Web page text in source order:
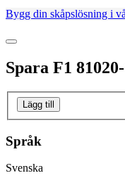
Bygg din skåpslösning i
Spara F1
Lägg till
Språk
Svenska